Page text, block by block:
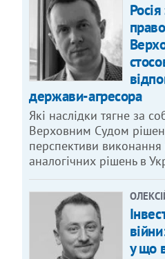
держави-агресора
Які наслідки тягне за
Верховним Судом
перспективи виконання
аналогічних рішень в
у що